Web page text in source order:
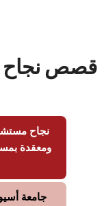
قصص نجاح
نجاح
ومعقدة
جامعة